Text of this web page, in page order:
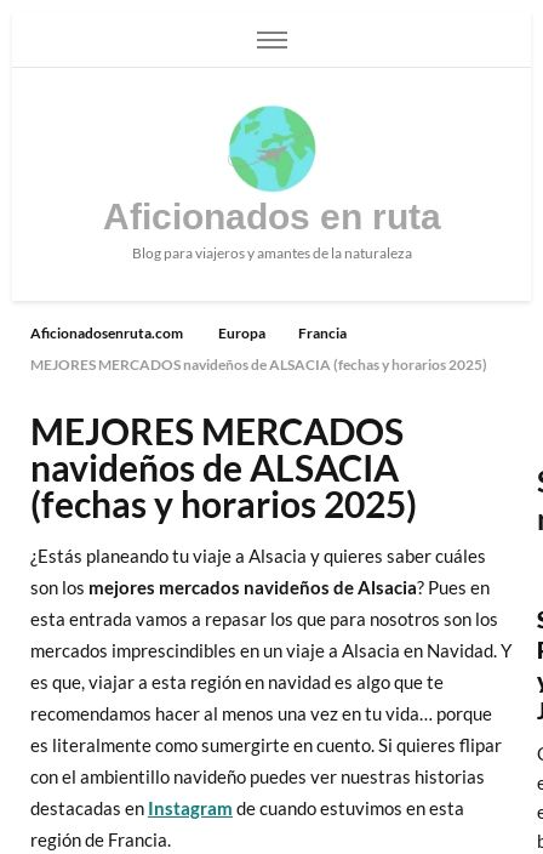
Aficionados en ruta
Blog para viajeros y amantes de la naturaleza
Aficionadosenruta.com Europa
Francia
MEJORES MERCADOS navideños de ALSACIA (fechas y horarios 2025)
MEJORES MERCADOS
navideños de ALSACIA
(fechas y horarios 2025)
¿Estás planeando tu viaje a Alsacia y quieres saber cuáles
son los mejores mercados navideños de Alsacia? Pues en
esta entrada vamos a repasar los que para nosotros son los
mercados imprescindibles en un viaje a Alsacia en Navidad. Y
es que, viajar a esta región en navidad es algo que te
recomendamos hacer al menos una vez en tu vida… porque
es literalmente como sumergirte en cuento. Si quieres flipar
con el ambientillo navideño puedes ver nuestras historias
destacadas en Instagram de cuando estuvimos en esta
región de Francia.